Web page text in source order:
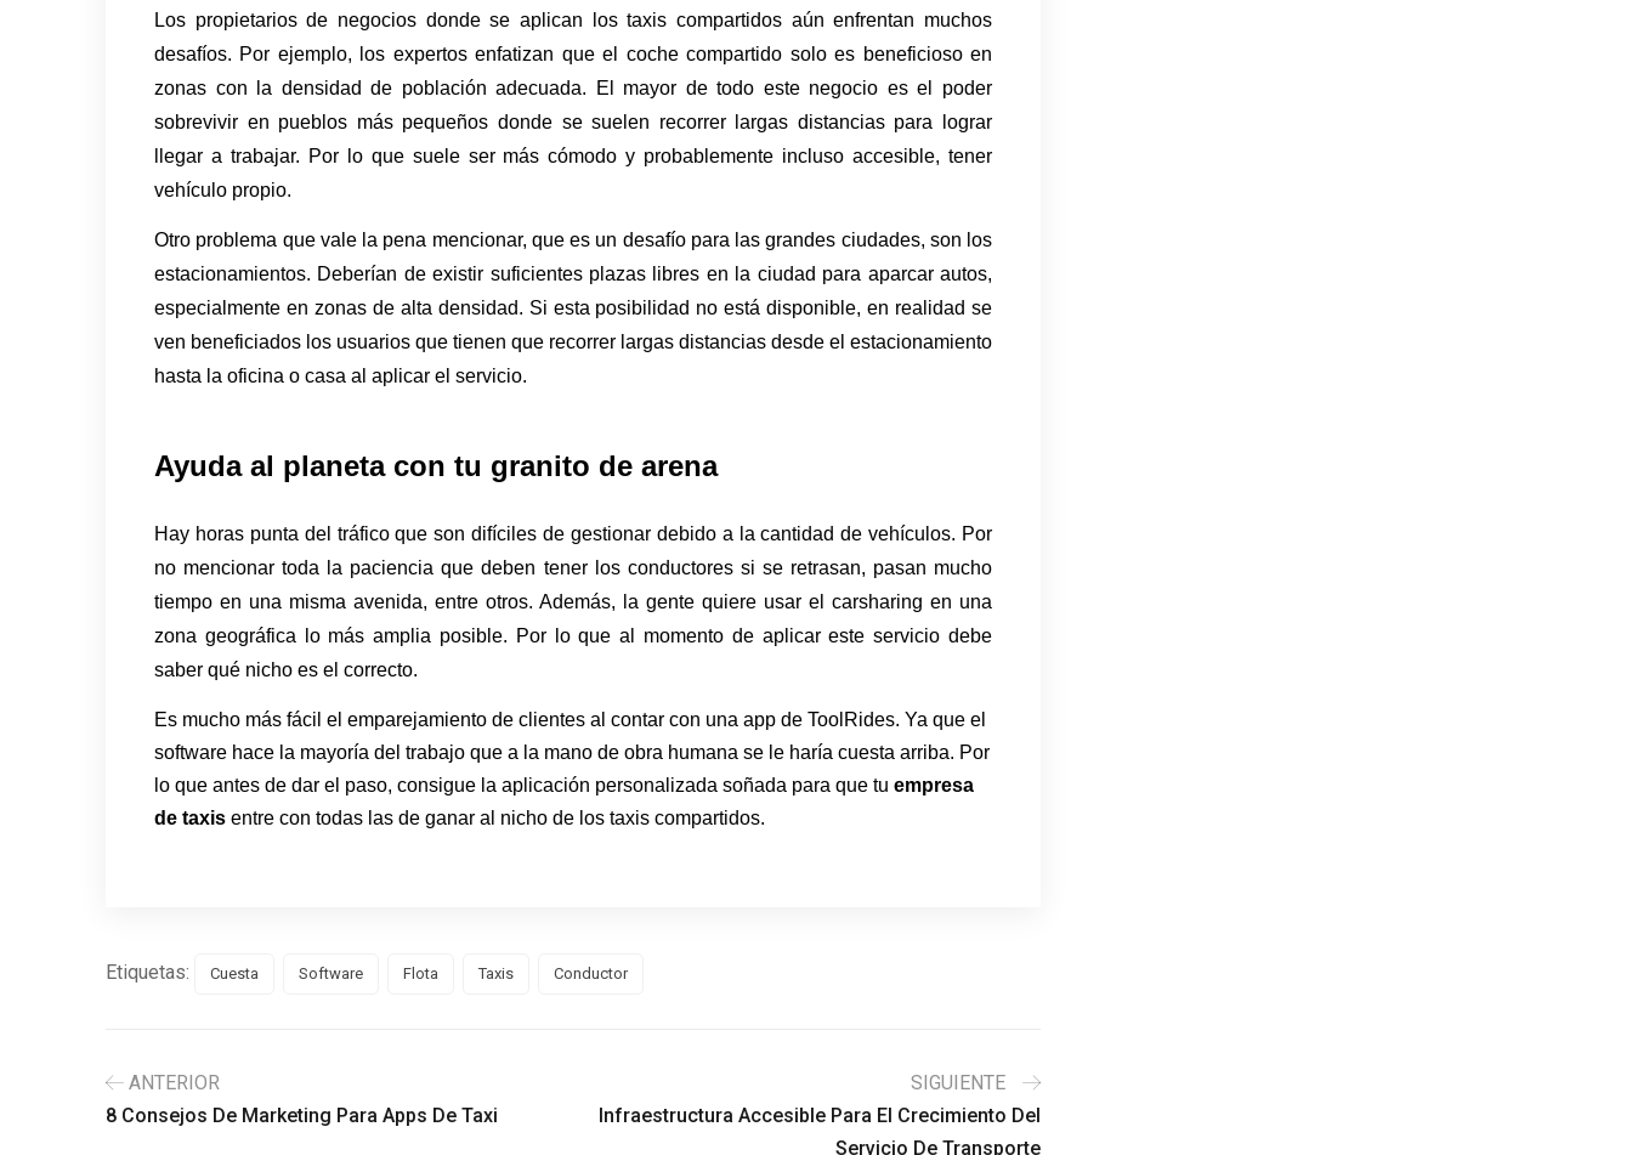
Los propietarios de negocios donde se aplican los taxis compartidos aún enfrentan muchos
desafíos. Por ejemplo, los expertos enfatizan que el coche compartido solo es beneficioso en
zonas con la densidad de población adecuada. El mayor de todo este negocio es el poder
sobrevivir en pueblos más pequeños donde se suelen recorrer largas distancias para lograr
llegar a trabajar. Por lo que suele ser más cómodo y probablemente incluso accesible, tener
vehículo propio.
Otro problema que vale la pena mencionar, que es un desafío para las grandes ciudades, son los
estacionamientos. Deberían de existir suficientes plazas libres en la ciudad para aparcar autos,
especialmente en zonas de alta densidad. Si esta posibilidad no está disponible, en realidad se
ven beneficiados los usuarios que tienen que recorrer largas distancias desde el estacionamiento
hasta la oficina o casa al aplicar el servicio.
Ayuda al planeta con tu granito de arena
Hay horas punta del tráfico que son difíciles de gestionar debido a la cantidad de vehículos. Por
no mencionar toda la paciencia que deben tener los conductores si se retrasan, pasan mucho
tiempo en una misma avenida, entre otros. Además, la gente quiere usar el carsharing en una
zona geográfica lo más amplia posible. Por lo que al momento de aplicar este servicio debe
saber qué nicho es el correcto.
Es mucho más fácil el emparejamiento de clientes al contar con una app de ToolRides. Ya que el
software hace la mayoría del trabajo que a la mano de obra humana se le haría cuesta arriba. Por
lo que antes de dar el paso, consigue la aplicación personalizada soñada para que tu empresa
de taxis entre con todas las de ganar al nicho de los taxis compartidos.
Etiquetas: Cuesta Software Flota Taxis Conductor
ANTERIOR
8 Consejos De Marketing Para Apps De Taxi
SIGUIENTE
Infraestructura Accesible Para El Crecimiento Del
Servicio De Transporte